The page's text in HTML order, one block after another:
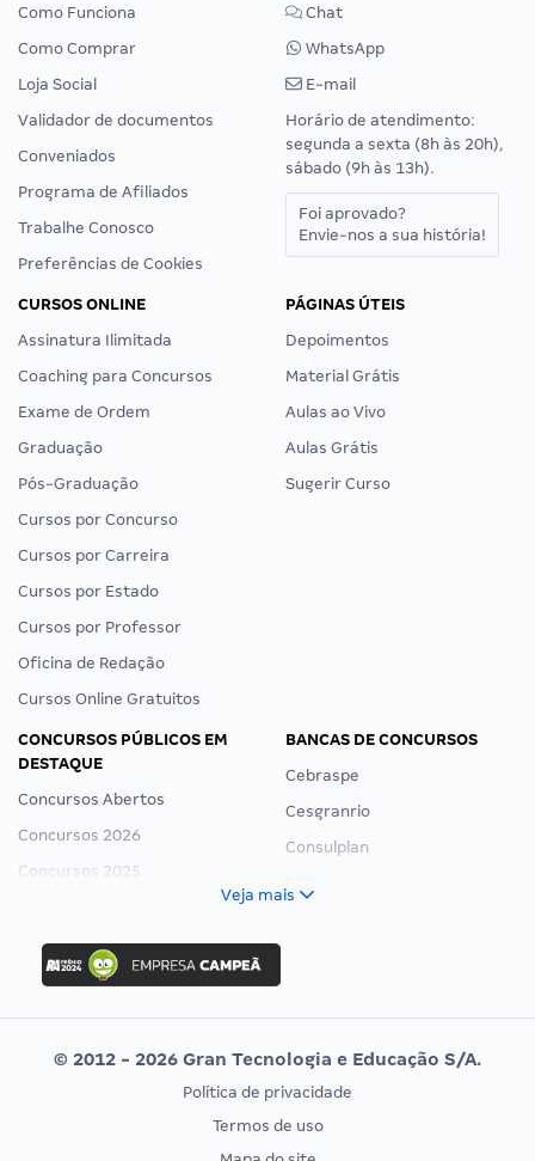
Como Funciona
Como Comprar
Loja Social
Validador de documentos
Conveniados
Programa de Afiliados
Trabalhe Conosco
Preferências de Cookies
Chat
WhatsApp
E-mail
Horário de atendimento:
segunda a sexta (8h às 20h),
sábado (9h às 13h).
Foi aprovado?
Envie-nos a sua história!
CURSOS ONLINE
Assinatura Ilimitada
Coaching para Concursos
Exame de Ordem
Graduação
Pós-Graduação
Cursos por Concurso
Cursos por Carreira
Cursos por Estado
Cursos por Professor
Oficina de Redação
Cursos Online Gratuitos
PÁGINAS ÚTEIS
Depoimentos
Material Grátis
Aulas ao Vivo
Aulas Grátis
Sugerir Curso
CONCURSOS PÚBLICOS EM
DESTAQUE
Concursos Abertos
Concursos 2026
Concursos 2025
Concurso Ibama
Concurso MPU
Editais publicados
BANCAS DE CONCURSOS
Cebraspe
Cesgranrio
Consulplan
Vunesp
CONCURSOS POR PROFISSÃO
EXAME DE ORDEM
Veja mais
© 2012 - 2026 Gran Tecnologia e Educação S/A.
Política de privacidade
Termos de uso